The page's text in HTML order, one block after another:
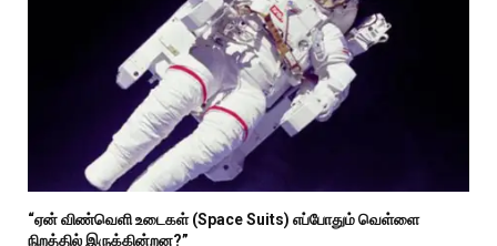
“ஏன் விண்வெளி உடைகள் (Space Suits) எப்போதும் வெள்ளை
நிறத்தில் இருக்கின்றன?”